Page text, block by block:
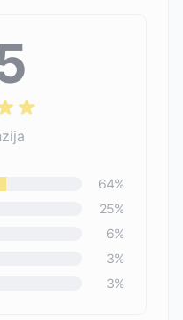
64%
25%
6%
3%
3%